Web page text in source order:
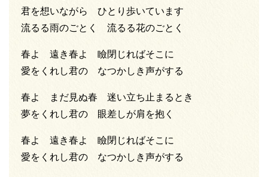
君を想いながら ひとり歩いています
流るる雨のごとく 流るる花のごとく
春よ 遠き春よ 瞼閉じればそこに
愛をくれし君の なつかしき声がする
春よ まだ見ぬ春 迷い立ち止まるとき
夢をくれし君の 眼差しが肩を抱く
春よ 遠き春よ 瞼閉じればそこに
愛をくれし君の なつかしき声がする